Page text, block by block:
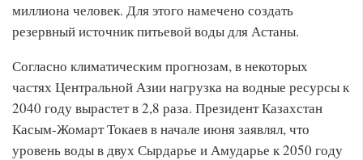
миллиона человек. Для этого намечено создать
резервный источник питьевой воды для Астаны.
Согласно климатическим прогнозам, в некоторых
частях Центральной Азии нагрузка на водные ресурсы к
2040 году вырастет в 2,8 раза. Президент Казахстан
Касым-Жомарт Токаев в начале июня заявлял, что
уровень воды в двух Сырдарье и Амударье к 2050 году